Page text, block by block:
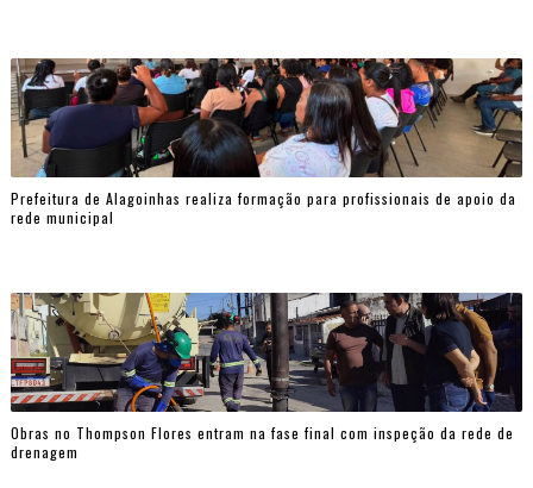
Prefeitura de Alagoinhas realiza formação para profissionais de apoio da
rede municipal
Obras no Thompson Flores entram na fase final com inspeção da rede de
drenagem